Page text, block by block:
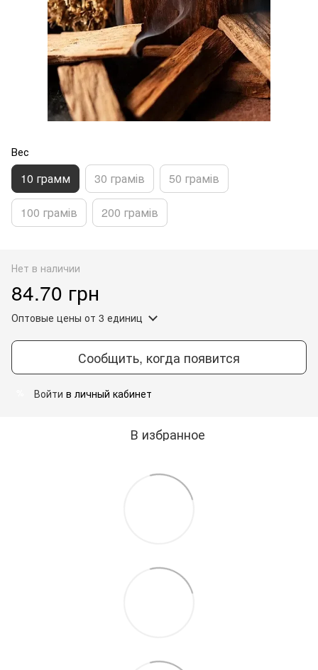
Вес
10 грамм 30 грамів 50 грамів
100 грамів 200 грамів
Нет в наличии
84.70 грн
Оптовые цены от 3 единиц
Сообщить, когда появится
Войти в личный кабинет
В избранное